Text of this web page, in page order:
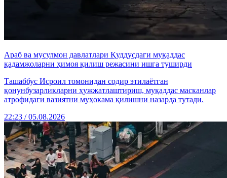
Араб ва мусулмон давлатлари Қуддусдаги муқаддас
қадамжоларни ҳимоя қилиш режасини ишга туширди
Ташаббус Исроил томонидан содир этилаётган
қонунбузарликларни ҳужжатлаштириш, муқаддас масканлар
атрофидаги вазиятни муҳокама қилишни назарда тутади.
22:23 / 05.08.2026